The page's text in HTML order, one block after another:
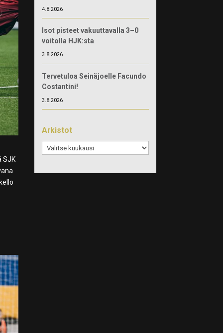
SJK
4.8.2026
Isot pisteet vakuuttavalla 3–0
voitolla HJK:sta
3.8.2026
Tervetuloa Seinäjoelle Facundo
Costantini!
3.8.2026
Arkistot
Arkistot